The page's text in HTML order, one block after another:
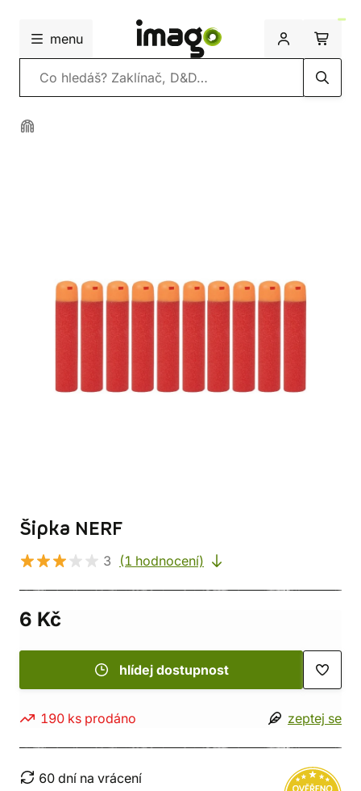
menu
Vyhledávání
Šipka NERF
3 (1 hodnocení)
6 Kč
hlídej dostupnost
190 ks prodáno zeptej se
60 dní na vrácení